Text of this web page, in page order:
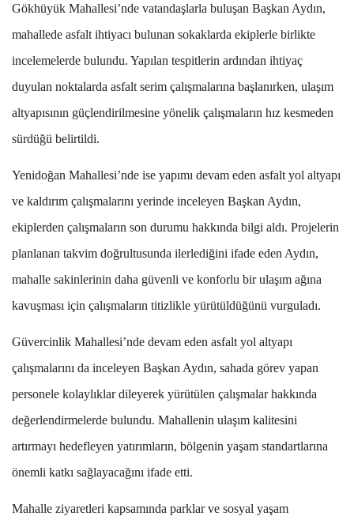
Gökhüyük Mahallesi’nde vatandaşlarla buluşan Başkan Aydın,
mahallede asfalt ihtiyacı bulunan sokaklarda ekiplerle birlikte
incelemelerde bulundu. Yapılan tespitlerin ardından ihtiyaç
duyulan noktalarda asfalt serim çalışmalarına başlanırken, ulaşım
altyapısının güçlendirilmesine yönelik çalışmaların hız kesmeden
sürdüğü belirtildi.
Yenidoğan Mahallesi’nde ise yapımı devam eden asfalt yol altyapı
ve kaldırım çalışmalarını yerinde inceleyen Başkan Aydın,
ekiplerden çalışmaların son durumu hakkında bilgi aldı. Projelerin
planlanan takvim doğrultusunda ilerlediğini ifade eden Aydın,
mahalle sakinlerinin daha güvenli ve konforlu bir ulaşım ağına
kavuşması için çalışmaların titizlikle yürütüldüğünü vurguladı.
Güvercinlik Mahallesi’nde devam eden asfalt yol altyapı
çalışmalarını da inceleyen Başkan Aydın, sahada görev yapan
personele kolaylıklar dileyerek yürütülen çalışmalar hakkında
değerlendirmelerde bulundu. Mahallenin ulaşım kalitesini
artırmayı hedefleyen yatırımların, bölgenin yaşam standartlarına
önemli katkı sağlayacağını ifade etti.
Mahalle ziyaretleri kapsamında parklar ve sosyal yaşam